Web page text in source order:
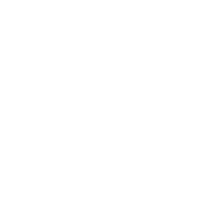
ン
スについて
グ2026/27シーズン試
ーグ 2026/27シーズン「